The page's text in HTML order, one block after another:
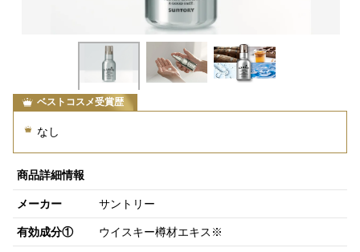
ベストコスメ受賞歴
なし
商品詳細情報
メーカー サントリー
有効成分① ウイスキー樽材エキス※